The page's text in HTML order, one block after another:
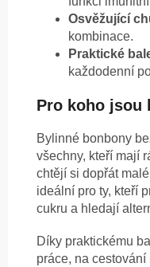
Osvěžující
kombinace.
Praktické
každodenní
Pro koho jsou
Bylinné bonbony
všechny, kteří mají
chtějí si dopřát
ideální pro ty, kteří
cukru a hledají
Díky praktickému
práce, na